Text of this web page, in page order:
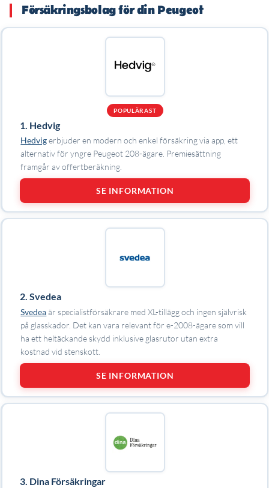
Försäkringsbolag för din Peugeot
POPULÄRAST
1. Hedvig
Hedvigerbjuder en modern och enkel försäkring via app, ett
alternativ för yngre Peugeot 208-ägare. Premiesättning
framgår av offertberäkning.
SE INFORMATION
2. Svedea
Svedeaär specialistförsäkrare med XL-tillägg och ingen självrisk
på glasskador. Det kan vara relevant för e-2008-ägare som vill
ha ett heltäckande skydd inklusive glasrutor utan extra
kostnad vid stenskott.
SE INFORMATION
3. Dina Försäkringar